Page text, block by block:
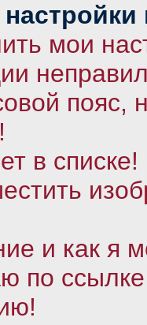
мои
пояс,
в списке!
и как я
по